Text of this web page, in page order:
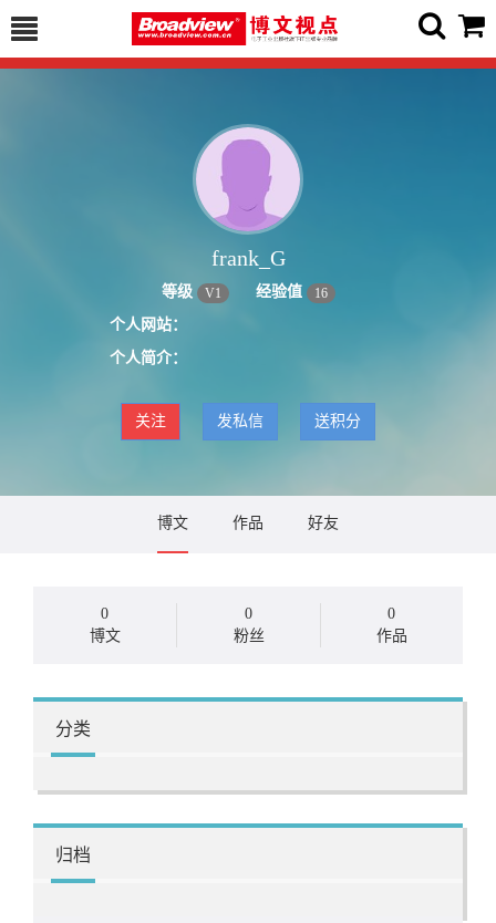
frank_G
等级 V1 经验值 16
个人网站：
个人简介：
关注 发私信 送积分
博文 作品 好友
0
博文
0
粉丝
0
作品
分类
归档